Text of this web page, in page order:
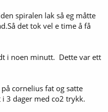
spiralen lak så eg måtte
det tok vel e time å få
i noen minutt. Dette var ett
cornelius fat og satte
3 dager med co2 trykk.